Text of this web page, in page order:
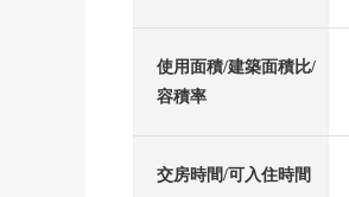
使用面積/建築面積比/
容積率
交房時間/可入住時間